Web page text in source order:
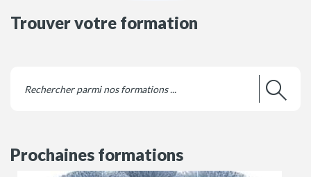
Trouver votre formation
Prochaines formations